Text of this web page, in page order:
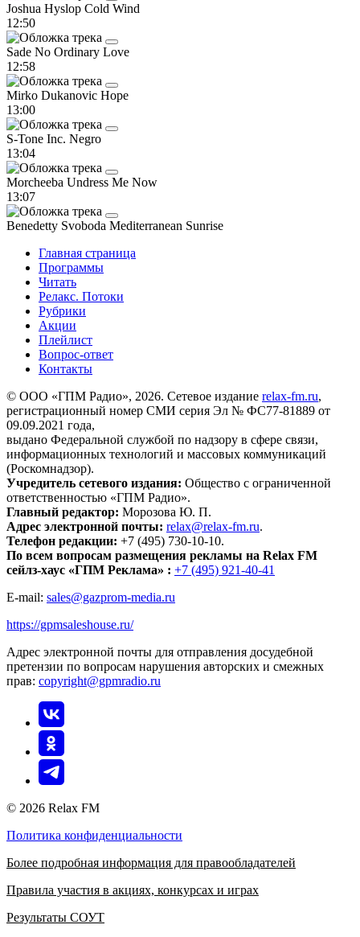
Joshua Hyslop Cold Wind
12:50
Sade No Ordinary Love
12:58
Mirko Dukanovic Hope
13:00
S-Tone Inc. Negro
13:04
Morcheeba Undress Me Now
13:07
Benedetty Svoboda Mediterranean Sunrise
Главная страница
Программы
Читать
Релакс. Потоки
Рубрики
Акции
Плейлист
Вопрос-ответ
Контакты
© ООО «ГПМ Радио», 2026. Сетевое издание relax-fm.ru,
регистрационный номер СМИ серия Эл № ФС77-81889 от
09.09.2021 года,
выдано Федеральной службой по надзору в сфере связи,
информационных технологий и массовых коммуникаций
(Роскомнадзор).
Учредитель сетевого издания: Общество с ограниченной
ответственностью «ГПМ Радио».
Главный редактор: Морозова Ю. П.
Адрес электронной почты: relax@relax-fm.ru.
Телефон редакции: +7 (495) 730-10-10.
По всем вопросам размещения рекламы на Relax FM
сейлз-хаус «ГПМ Реклама» : +7 (495) 921-40-41
E-mail: sales@gazprom-media.ru
https://gpmsaleshouse.ru/
Адрес электронной почты для отправления досудебной
претензии по вопросам нарушения авторских и смежных
прав: copyright@gpmradio.ru
© 2026 Relax FM
Политика конфиденциальности
Более подробная информация для правообладателей
Правила участия в акциях, конкурсах и играх
Результаты СОУТ